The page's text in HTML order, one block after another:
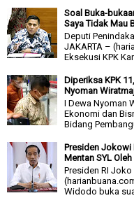
Soal Buka-
Saya Tidak Mau
Deputi
JAKARTA –
Eksekusi KPK
Diperiksa KPK
Nyoman
I Dewa Nyoman
Ekonomi dan
Bidang
Presiden Jokowi
Mentan SYL
Presiden RI
Widodo buka